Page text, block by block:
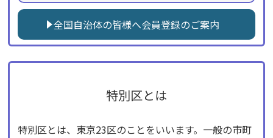
全国自治体の皆様へ会員登録のご案内
特別区とは
特別区とは、東京23区のことをいいます。一般の市町